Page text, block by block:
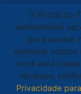
O Portal do
estritamente
para auxiliar
melhorar nossos
você está
recursos,
Privacidade